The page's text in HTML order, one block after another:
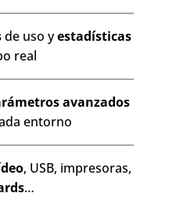
de uso yestadísticas
real
avanzados
entorno
, USB, impresoras,
…